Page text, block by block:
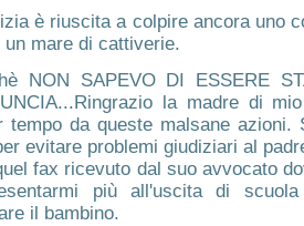
è riuscita a colpire ancora uno
un mare di cattiverie.
NON SAPEVO DI ESSERE
la madre di
tempo da queste malsane
evitare problemi giudiziari al
fax ricevuto dal suo avvocato
più all'uscita di
il bambino.